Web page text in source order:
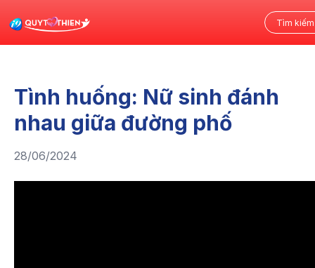
Tình huống: Nữ sinh đánh
nhau giữa đường phố
28/06/2024